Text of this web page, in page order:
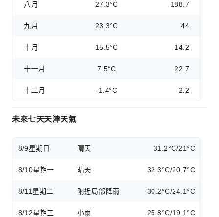
八月 27.3°C 188.7
九月 23.3°C 44
十月 15.5°C 14.2
十一月 7.5°C 22.7
十二月 -1.4°C 2.2
未來七天天津天氣
8/9星期日 晴天 31.2°C/21°C
8/10星期一 晴天 32.3°C/20.7°C
8/11 星期二 附近局部降雨 30.2°C/24.1°C
8/12星期三 小雨 25.8°C/19.1°C